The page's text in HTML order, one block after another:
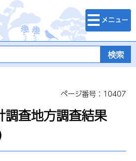
県
検索・メニュ
ー
ページ番号：10407
調査地方調査結果